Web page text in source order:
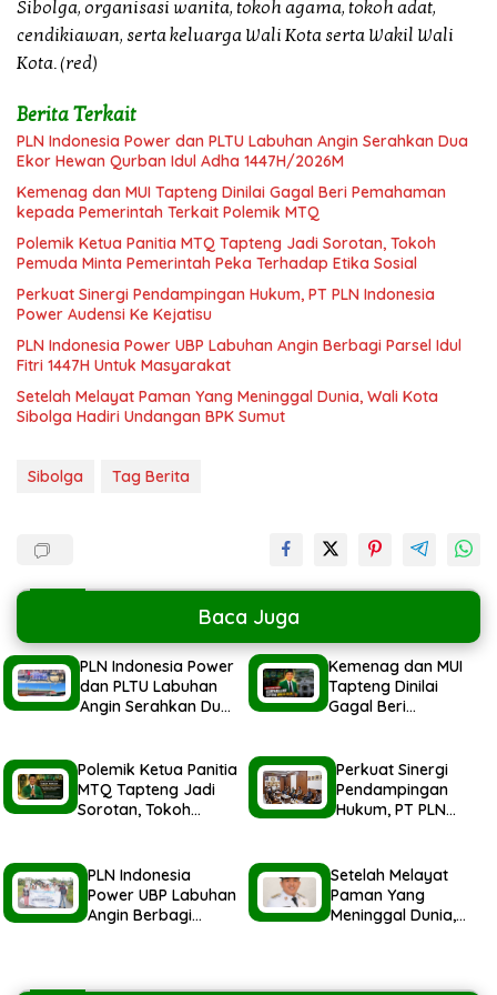
Sibolga, organisasi wanita, tokoh agama, tokoh adat,
cendikiawan, serta keluarga Wali Kota serta Wakil Wali
Kota. (red)
Berita Terkait
PLN Indonesia Power dan PLTU Labuhan Angin Serahkan Dua
Ekor Hewan Qurban Idul Adha 1447H/2026M
Kemenag dan MUI Tapteng Dinilai Gagal Beri Pemahaman
kepada Pemerintah Terkait Polemik MTQ
Polemik Ketua Panitia MTQ Tapteng Jadi Sorotan, Tokoh
Pemuda Minta Pemerintah Peka Terhadap Etika Sosial
Perkuat Sinergi Pendampingan Hukum, PT PLN Indonesia
Power Audensi Ke Kejatisu
PLN Indonesia Power UBP Labuhan Angin Berbagi Parsel Idul
Fitri 1447H Untuk Masyarakat
Setelah Melayat Paman Yang Meninggal Dunia, Wali Kota
Sibolga Hadiri Undangan BPK Sumut
Sibolga Tag Berita
Baca Juga
PLN Indonesia Power
dan PLTU Labuhan
Angin Serahkan Dua
1447H/2026M
Kemenag dan MUI
Tapteng Dinilai
Gagal Beri
Polemik MTQ
Polemik Ketua Panitia
MTQ Tapteng Jadi
Sorotan, Tokoh
Terhadap Etika Sosial
Perkuat Sinergi
Pendampingan
Hukum, PT PLN
PLN Indonesia
Power UBP Labuhan
Angin Berbagi
Setelah Melayat
Paman Yang
Meninggal Dunia,